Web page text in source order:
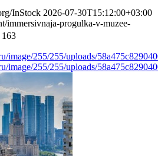
InStock 2026-07-30T15:12:00+03:00
immersivnaja-progulka-v-muzee-
163
image/255/255/uploads/
image/255/255/uploads/